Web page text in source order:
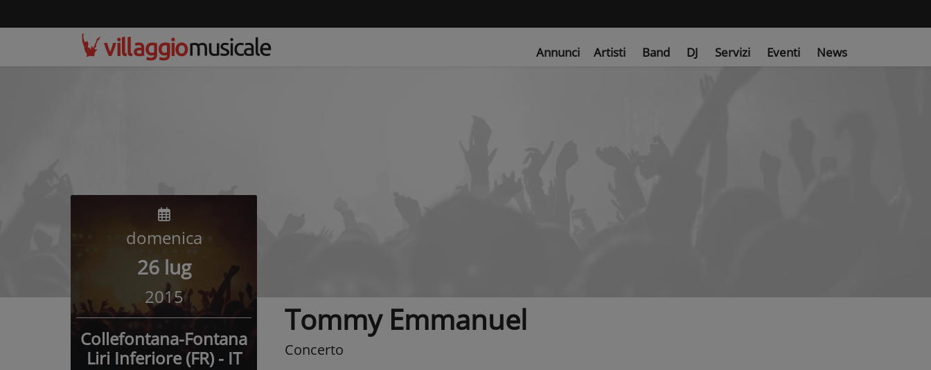
Annunci Artisti Band DJ Servizi Eventi News
domenica
26 lug
2015
Collefontana-Fontana
Liri Inferiore (FR) - IT
Tommy Emmanuel
Concerto